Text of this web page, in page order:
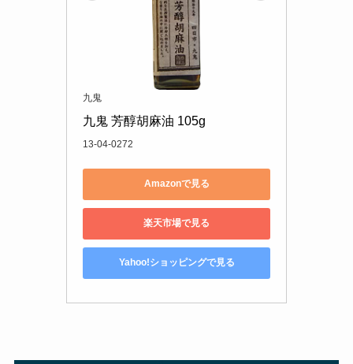
九鬼
九鬼 芳醇胡麻油 105g
13‐04‐0272
Amazonで見る
楽天市場で見る
Yahoo!ショッピングで見る